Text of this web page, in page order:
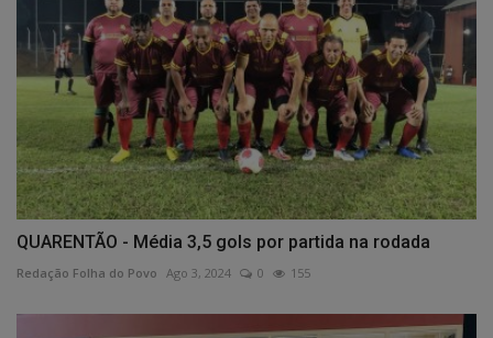
QUARENTÃO - Média 3,5 gols por partida na rodada
Redação Folha do Povo Ago 3, 2024 0 155